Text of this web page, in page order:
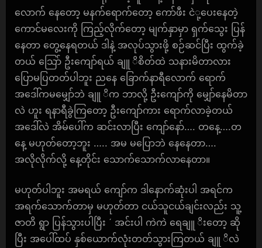
လောက် နေတော့ မနက်ရောက်တော့ ကော်ဖီး ငဲု့ပေးနေတဲ့
ကောင်မလေးကို ကြည့်လိုက်တော့ မျက်နှာမှာ ရှက်သွေး ပြန်
နေတာ တွေ့နေရတယ် ဒါနဲ့ အလုပ်သွားဖို့ စဉ်ဆင်ပြီး ထွက်ခဲ့
တယ် သြော် ဦးကျော်ရယ် ချူ ိစိတ်ထဲ သနားမိတာလား
ပြောမပြတတ်ပါဘူး ညနေ ခြောက်နာရီလောက် ရောက်
အဒေါ်ကမမျှော်ဘဲ ချူ ိက ဘာလို့ ဦးကျော်ကို မျှော်နေမိတာ
လဲ ဟူး ရနာရီခွဲကြတော့ ဦးကျော်ကား ရောက်လာခဲ့တယ်
အဒေါ်လဲ အိမ်ပေါ်က ဆင်းလာပြီး ကျော်နော်…. တနေ့….တ
နေ့ မဟုတ်တော့ဘူး ….. အမ မပြောဘဲ နေနေတာ….
အလိုလိုက်လို့ နေ့တိုင်း သောက်သောက်လာနေတာ။
မဟုတ်ပါဘူး အမရယ် ကျော်က ဒါနောက်ဆုံးပါ အရင်က
အရက်သောက်တာမှ မဟုတ်တာ ငယ်သူငယ်ချင်းလည်း သူ့
ဇာတိ ရွာ ပြန်သွားပါပြီး ´ အင်းပါ ကဲကဲ ရေချူ ိးတော့ ဆို
ပြီး အပေါ်ထပ် နှစ်ယောက်လုံးတတ်သွားကြတယ် ချူ ိလဲ